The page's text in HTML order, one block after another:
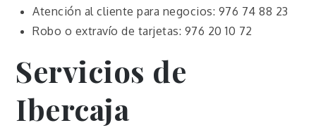
Atención al cliente para negocios: 976 74 88 23
Robo o extravío de tarjetas: 976 20 10 72
Servicios de
Ibercaja